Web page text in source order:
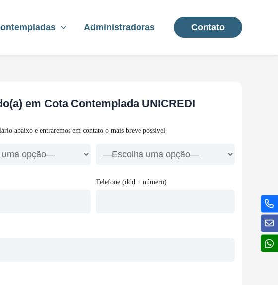
Administradoras Contato
em Cota Contemplada UNICREDI
abaixo e entraremos em contato o mais breve possível
Telefone (ddd + número)